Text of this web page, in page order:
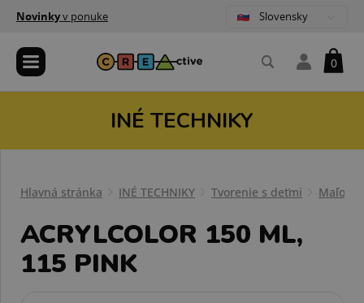
Novinkyv ponuke Slovensky
0
INÉ TECHNIKY
Hlavná stránka INÉ TECHNIKY Tvorenie s deťmi
ACRYLCOLOR 150 ML,
115 PINK